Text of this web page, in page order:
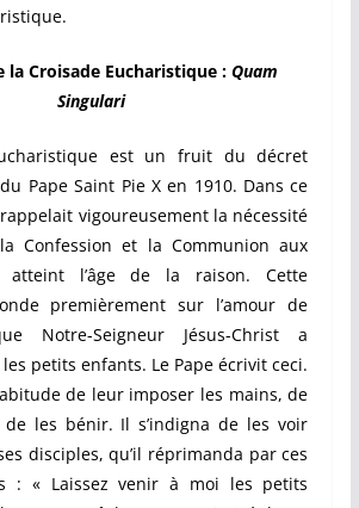
la Croisade Eucharistique : Quam
Singulari
est un fruit du décret
du Pape Saint Pie X en 1910. Dans ce
vigoureusement la nécessité
Confession et la Communion aux
atteint l’âge de la raison. Cette
premièrement sur l’amour de
Notre-Seigneur Jésus-Christ a
petits enfants. Le Pape écrivit ceci.
de leur imposer les mains, de
de les bénir. Il s’indigna de les voir
disciples, qu’il réprimanda par ces
: « Laissez venir à moi les petits